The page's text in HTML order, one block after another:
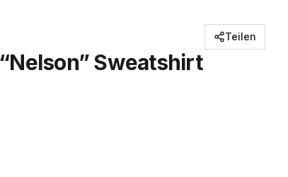
Sweatshirt
Teilen